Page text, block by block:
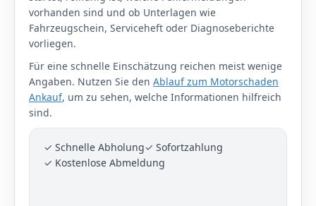
vorhanden sind und ob Unterlagen wie
Fahrzeugschein, Serviceheft oder Diagnoseberichte
vorliegen.
Für eine schnelle Einschätzung reichen meist wenige
Angaben. Nutzen Sie den Ablauf zum Motorschaden
Ankauf, um zu sehen, welche Informationen hilfreich
sind.
✓ Schnelle Abholung✓ Sofortzahlung
✓ Kostenlose Abmeldung